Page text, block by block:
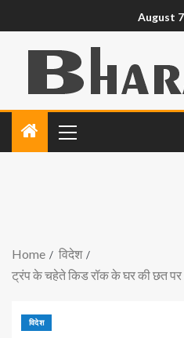
August
Home
विदेश
ट्रंप के चहेते किड रॉक के घर की छत पर
विदेश